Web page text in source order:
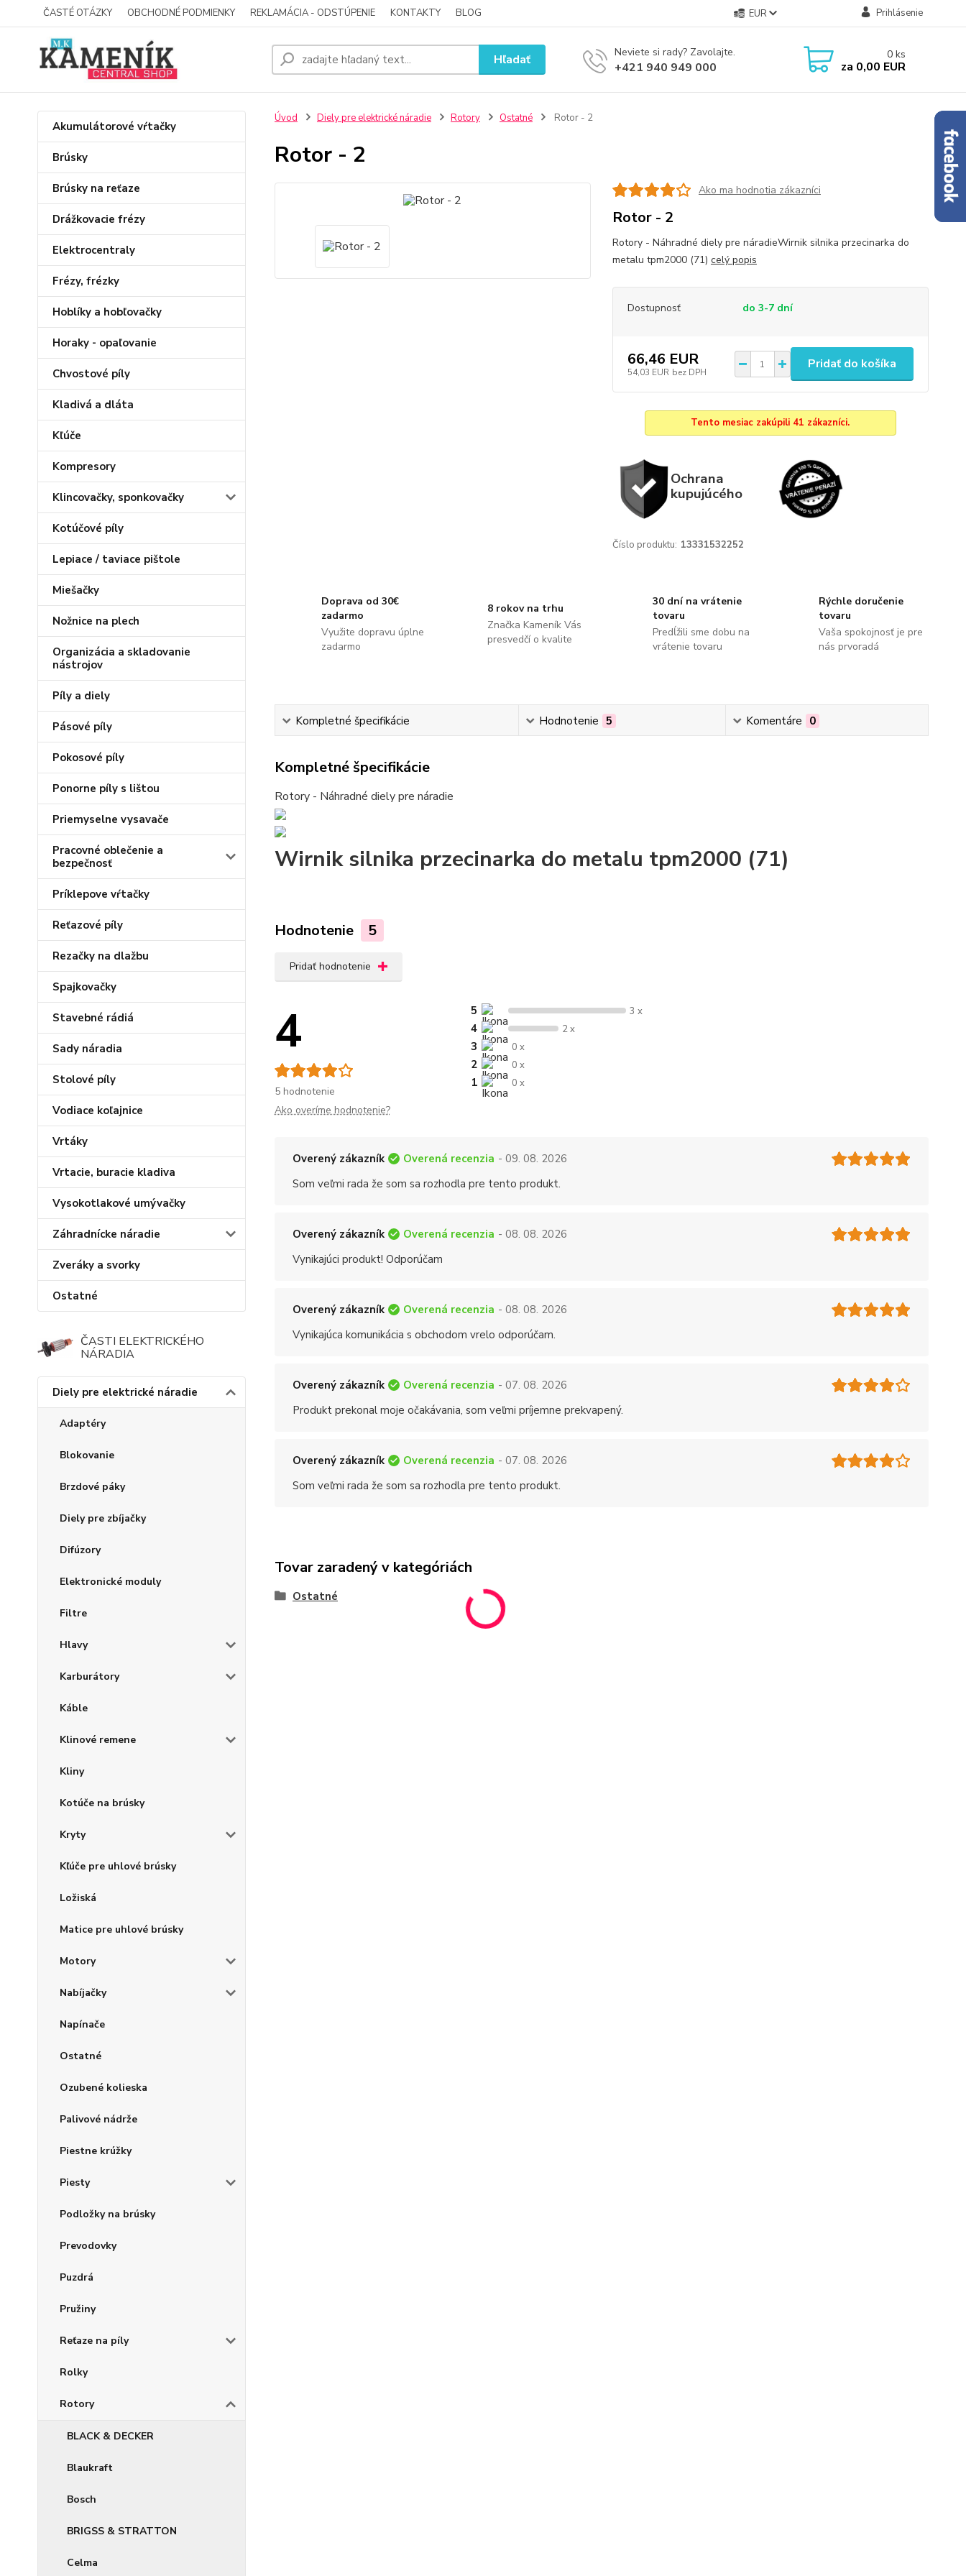
ČASTÉ OTÁZKY OBCHODNÉ PODMIENKY REKLAMÁCIA - ODSTÚPENIE KONTAKTY BLOG EUR Prihlásenie
Hľadať Neviete si rady? Zavolajte.
+421 940 949 000
0 ks
za 0,00 EUR
Akumulátorové vŕtačky
Brúsky
Brúsky na reťaze
Drážkovacie frézy
Elektrocentraly
Frézy, frézky
Hoblíky a hobľovačky
Horaky - opaľovanie
Chvostové píly
Kladivá a dláta
Kľúče
Kompresory
Klincovačky, sponkovačky
Kotúčové píly
Lepiace / taviace pištole
Miešačky
Nožnice na plech
Organizácia a skladovanie
nástrojov
Píly a diely
Pásové píly
Pokosové píly
Ponorne píly s lištou
Priemyselne vysavače
Pracovné oblečenie a
bezpečnosť
Príklepove vŕtačky
Reťazové píly
Rezačky na dlažbu
Spajkovačky
Stavebné rádiá
Sady náradia
Stolové píly
Vodiace koľajnice
Vrtáky
Vrtacie, buracie kladiva
Vysokotlakové umývačky
Záhradnícke náradie
Zveráky a svorky
Ostatné
ČASTI ELEKTRICKÉHO
NÁRADIA
Diely pre elektrické náradie
Adaptéry
Blokovanie
Brzdové páky
Diely pre zbíjačky
Difúzory
Elektronické moduly
Filtre
Hlavy
Karburátory
Káble
Klinové remene
Kliny
Kotúče na brúsky
Kryty
Kľúče pre uhlové brúsky
Ložiská
Matice pre uhlové brúsky
Motory
Nabíjačky
Napínače
Ostatné
Ozubené kolieska
Palivové nádrže
Piestne krúžky
Piesty
Podložky na brúsky
Prevodovky
Puzdrá
Pružiny
Reťaze na píly
Rolky
Rotory
BLACK & DECKER
Blaukraft
Bosch
BRIGSS & STRATTON
Celma
Úvod Diely pre elektrické náradie Rotory Ostatné Rotor - 2
Rotor - 2
Ako ma hodnotia zákazníci
Rotor - 2
Rotory - Náhradné diely pre náradieWirnik silnika przecinarka do
metalu tpm2000 (71) celý popis
Dostupnosť do 3-7 dní
66,46 EUR
54,03 EUR bez DPH
Pridať do košíka
Tento mesiac zakúpili 41 zákazníci.
Ochrana
kupujúcého
Číslo produktu: 13331532252
Doprava od 30€
zadarmo
Využite dopravu úplne
zadarmo
8 rokov na trhu
Značka Kameník Vás
presvedčí o kvalite
30 dní na vrátenie
tovaru
Predĺžili sme dobu na
vrátenie tovaru
Rýchle doručenie
tovaru
Vaša spokojnosť je pre
nás prvoradá
Kompletné špecifikácie Hodnotenie 5 Komentáre 0
Kompletné špecifikácie
Rotory - Náhradné diely pre náradie
Wirnik silnika przecinarka do metalu tpm2000 (71)
Hodnotenie 5
Pridať hodnotenie
4
5 hodnotenie
5 3 x
4 2 x
3 0 x
2 0 x
1 0 x
Ako overíme hodnotenie?
Overený zákazník Overená recenzia - 09. 08. 2026
Som veľmi rada že som sa rozhodla pre tento produkt.
Overený zákazník Overená recenzia - 08. 08. 2026
Vynikajúci produkt! Odporúčam
Overený zákazník Overená recenzia - 08. 08. 2026
Vynikajúca komunikácia s obchodom vrelo odporúčam.
Overený zákazník Overená recenzia - 07. 08. 2026
Produkt prekonal moje očakávania, som veľmi príjemne prekvapený.
Overený zákazník Overená recenzia - 07. 08. 2026
Som veľmi rada že som sa rozhodla pre tento produkt.
Tovar zaradený v kategóriách
Ostatné